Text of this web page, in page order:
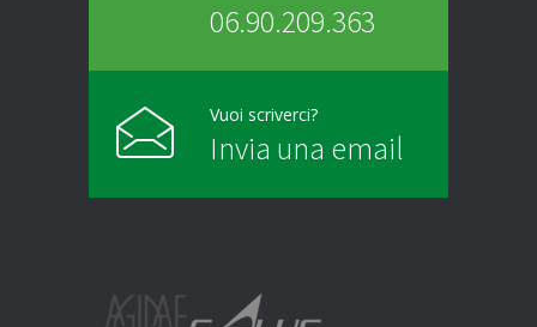
06.90.209.363
Vuoi scriverci?
Invia una email